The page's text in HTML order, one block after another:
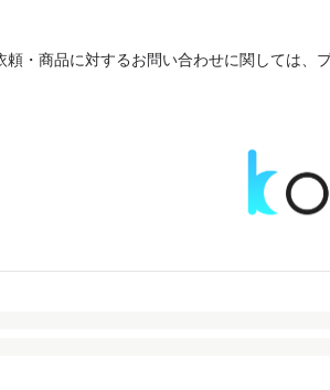
頼・商品に対するお問い合わせに関しては、